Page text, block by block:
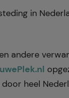
in
andere
heel